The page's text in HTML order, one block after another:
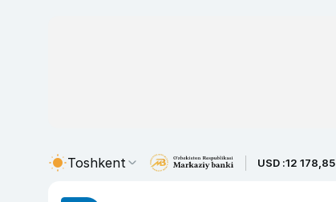
Toshkent USD :12 178,85